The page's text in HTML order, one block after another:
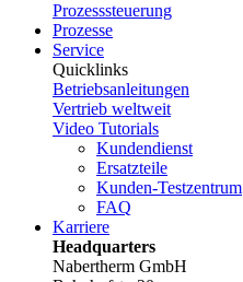
Prozesssteuerung
Prozesse
Service
Quicklinks
Betriebsanleitungen
Vertrieb weltweit
Video Tutorials
Kundendienst
Ersatzteile
Kunden-Testzentrum
FAQ
Karriere
Headquarters
Nabertherm GmbH